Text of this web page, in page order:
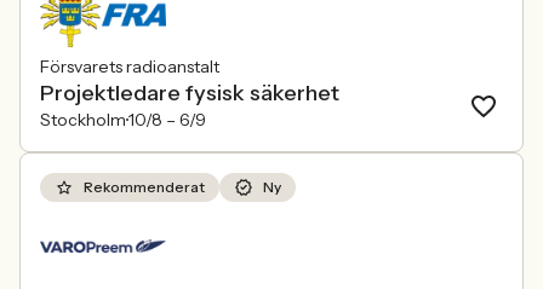
Försvarets radioanstalt
Projektledare fysisk säkerhet
Stockholm10/8 – 6/9
Rekommenderat Ny